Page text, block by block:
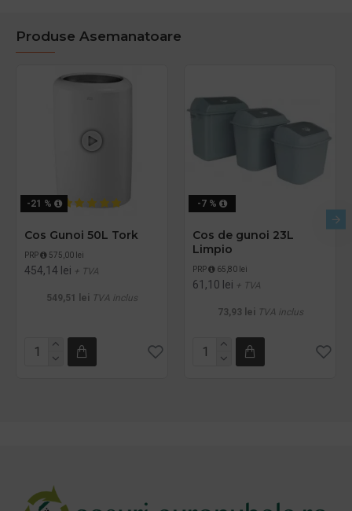
Produse Asemanatoare
-21 %
Cos Gunoi 50L Tork
PRP 575,00 lei
454,14 lei + TVA
549,51 lei TVA inclus
-7 %
Cos de gunoi 23L
Limpio
PRP 65,80 lei
61,10 lei + TVA
73,93 lei TVA inclus